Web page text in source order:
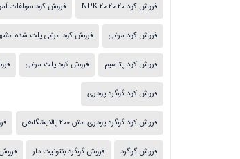
فروش کود NPK 20-20-20 فروش کود سولفات
فروش کود مرغی فروش کود مرغی پلت شده
فروش کود پتاسیم فروش کود پلت مرغی
فروش کود گوگرد پودری
فروش کود گوگرد پودری مش 200 پالایشگاهی
فروش گوگرد فروش گوگرد بنتونیت دار